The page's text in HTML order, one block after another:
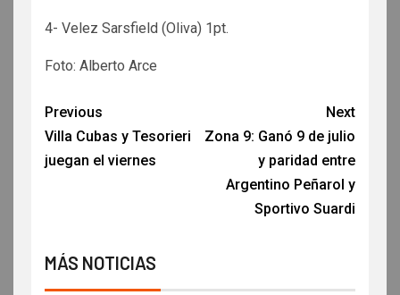
4- Velez Sarsfield (Oliva) 1pt.
Foto: Alberto Arce
Previous
Villa Cubas y Tesorieri
juegan el viernes
Next
Zona 9: Ganó 9 de julio
y paridad entre
Argentino Peñarol y
Sportivo Suardi
MÁS NOTICIAS